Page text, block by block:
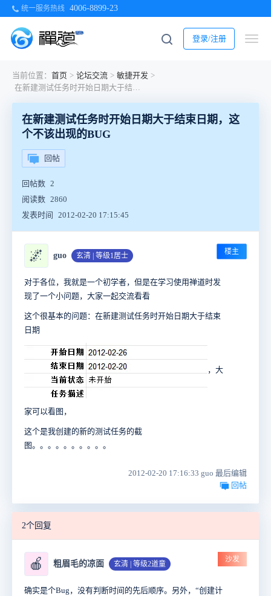
统一服务热线 4006-8899-23
登录/注册
当前位置： 首页 > 论坛交流 > 敏捷开发 >
在新建测试任务时开始日期大于结束日期，这个不该出现的BUG
在新建测试任务时开始日期大于结束日期，这
个不该出现的BUG
回帖
回帖数 2
阅读数 2860
发表时间
2012-02-20 17:15:45
🌌 guo 玄清 | 等级1居士 楼主
对于各位，我就是一个初学者，但是在学习使用禅道时发
现了一个小问题，大家一起交流看看
这个很基本的问题：在新建测试任务时开始日期大于结束
日期
，大
家可以看图，
这个是我创建的新的测试任务的截
图。。。。。。。。。。
2012-02-20 17:16:33 guo 最后编辑
回帖
2个回复
🍎 粗眉毛的凉面 玄清 | 等级2道童
沙发
确实是个Bug，没有判断时间的先后顺序。另外，“创建计